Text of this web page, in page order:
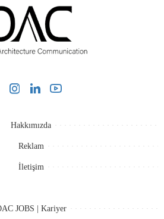
Hakkımızda
Reklam
İletişim
JOBS | Kariyer